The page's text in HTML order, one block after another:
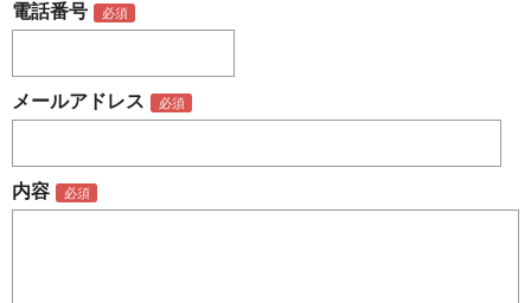
電話番号
メールアドレス
内容